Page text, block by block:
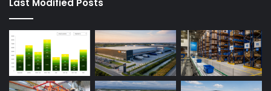
Last Modified Posts